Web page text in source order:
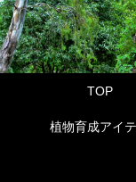
TOP
植物育成アイ